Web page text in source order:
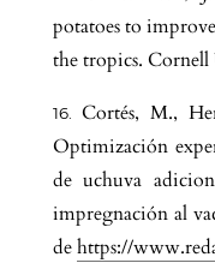
potatoes to
the tropics.
Cortés, M.,
Optimización
de uchuva
impregnación al
dehttps://